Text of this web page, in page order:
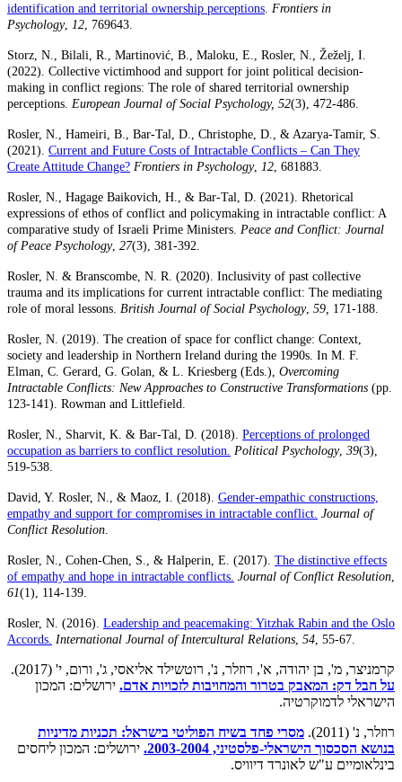
identification and territorial ownership perceptions Frontiers in
Psychology, 12 , 769643.
Storz, N., Bilali, R., Martinović, B., Maloku, E., Rosler, N., Žeželj, I.
(2022). Collective victimhood and support for joint political decision-
making in conflict regions: The role of shared territorial ownership
perceptions. European Journal of Social Psychology, 52(3), 472-486.
Rosler, N., Hameiri, B., Bar-Tal, D., Christophe, D., & Azarya-Tamir, S.
(2021). Current and Future Costs of Intractable Conflicts – Can They
Create Attitude Change? Frontiers in Psychology, 12 , 681883.
Rosler, N., Hagage Baikovich, H., & Bar-Tal, D. (2021). Rhetorical
expressions of ethos of conflict and policymaking in intractable conflict: A
comparative study of Israeli Prime Ministers. Peace and Conflict: Journal
of Peace Psychology, 27(3), 381-392.
Rosler, N. & Branscombe, N. R. (2020). Inclusivity of past collective
trauma and its implications for current intractable conflict: The mediating
role of moral lessons. British Journal of Social Psychology, 59, 171-188.
Rosler, N. (2019). The creation of space for conflict change: Context,
society and leadership in Northern Ireland during the 1990s. In M. F.
Elman, C. Gerard, G. Golan, & L. Kriesberg (Eds.), Overcoming
Intractable Conflicts: New Approaches to Constructive Transformations (pp.
123-141). Rowman and Littlefield.
Rosler, N., Sharvit, K. & Bar-Tal, D. (2018). Perceptions of prolonged
occupation as barriers to conflict resolution.
Political Psychology, 39(3),
519-538.
David, Y. Rosler, N., & Maoz, I. (2018). Gender-empathic constructions,
empathy and support for compromises in intractable conflict. Journal of
Conflict Resolution
Rosler, N., Cohen-Chen, S., & Halperin, E. (2017). The distinctive effects
of empathy and hope in intractable conflicts. Journal of Conflict Resolution
61(1), 114-139.
Rosler, N. (2016). Leadership and peacemaking: Yitzhak Rabin and the Oslo
Accords. International Journal of Intercultural Relations 54 , 55-67.
קרמניצר, מ', בן יהודה, א', רוזלר, נ', רוטשילד אליאסי, ג', ורום, י' (2017).
על חבל דק: המאבק בטרור והמחויבות לזכויות אדם. ירושלים: המכון
הישראלי לדמוקרטיה.
רוזלר, נ' (2011).
מסרי פחד בשיח הפוליטי בישראל: תכניות מדיניות
בנושא הסכסוך הישראלי-פלסטיני, 2003-2004.
ירושלים: המכון ליחסים
בינלאומיים ע"ש לאונרד דיוויס.